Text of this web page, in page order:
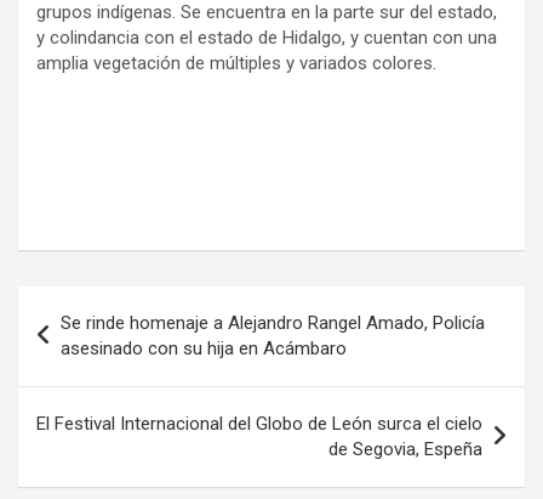
grupos indígenas. Se encuentra en la parte sur del estado,
y colindancia con el estado de Hidalgo, y cuentan con una
amplia vegetación de múltiples y variados colores.
de
entradas
Se rinde homenaje a Alejandro Rangel Amado, Policía
asesinado con su hija en Acámbaro
El Festival Internacional del Globo de León surca el cielo
de Segovia, Espeña